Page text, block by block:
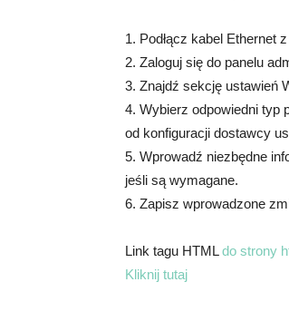
1. Podłącz kabel Ethernet
2. Zaloguj się do panelu
3. Znajdź sekcję ustawień
4. Wybierz odpowiedni typ
od konfiguracji dostawcy
5. Wprowadź niezbędne
jeśli są wymagane.
6. Zapisz wprowadzone
Link tagu HTMLdo strony
Kliknij tutaj